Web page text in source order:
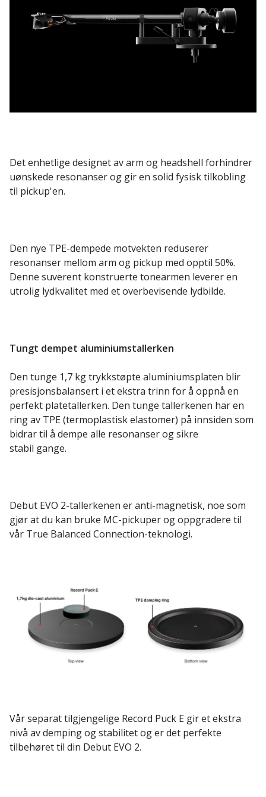
Det enhetlige designet av arm og headshell forhindrer
uønskede resonanser og gir en solid fysisk tilkobling
til pickup'en.
Den nye TPE-dempede motvekten reduserer
resonanser mellom arm og pickup med opptil 50%.
Denne suverent konstruerte tonearmen leverer en
utrolig lydkvalitet med et overbevisende lydbilde.
Tungt dempet aluminiumstallerken
Den tunge 1,7 kg trykkstøpte aluminiumsplaten blir
presisjonsbalansert i et ekstra trinn for å oppnå en
perfekt platetallerken. Den tunge tallerkenen har en
ring av TPE (termoplastisk elastomer) på innsiden som
bidrar til å dempe alle resonanser og sikre
stabil gange.
Debut EVO 2-tallerkenen er anti-magnetisk, noe som
gjør at du kan bruke MC-pickuper og oppgradere til
vår True Balanced Connection-teknologi.
Vår separat tilgjengelige Record Puck E gir et ekstra
nivå av demping og stabilitet og er det perfekte
tilbehøret til din Debut EVO 2.